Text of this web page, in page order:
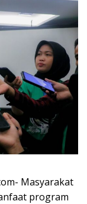
Masyarakat
program